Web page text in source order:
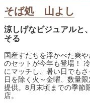
そば処 山よし
涼しげなビジュアルと
そる
国産すだちを浮かべた爽
のセットが今年も登場！
にマッチし、暑い日でも
日を除く火～金曜、数量
提供。8月末頃までの季節
店。